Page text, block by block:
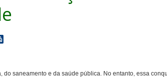
do saneamento e da saúde pública. No entanto, essa